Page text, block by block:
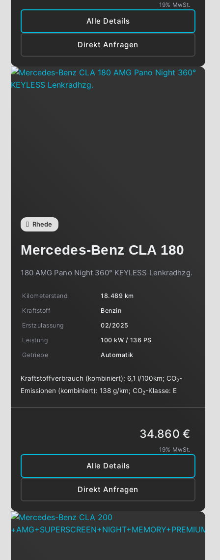
Alle Details
Direkt Anfragen
19% MwSt.
Rhede
Mercedes-Benz CLA 180
180 AMG Pano Night 360° KEYLESS Lenkradhzg.
Kilometerstand
18.489 km
Kraftstoff
Benzin
Erstzulassung
02/2025
Leistung
100 kW / 136 PS
Getriebe
Automatik
Kraftstoffverbrauch (kombiniert): 6,1 l/100km;CO2-
Emissionen (kombiniert):138 g/km;CO2-Klasse: E
Alle Details
Direkt Anfragen
34.860 €
19% MwSt.